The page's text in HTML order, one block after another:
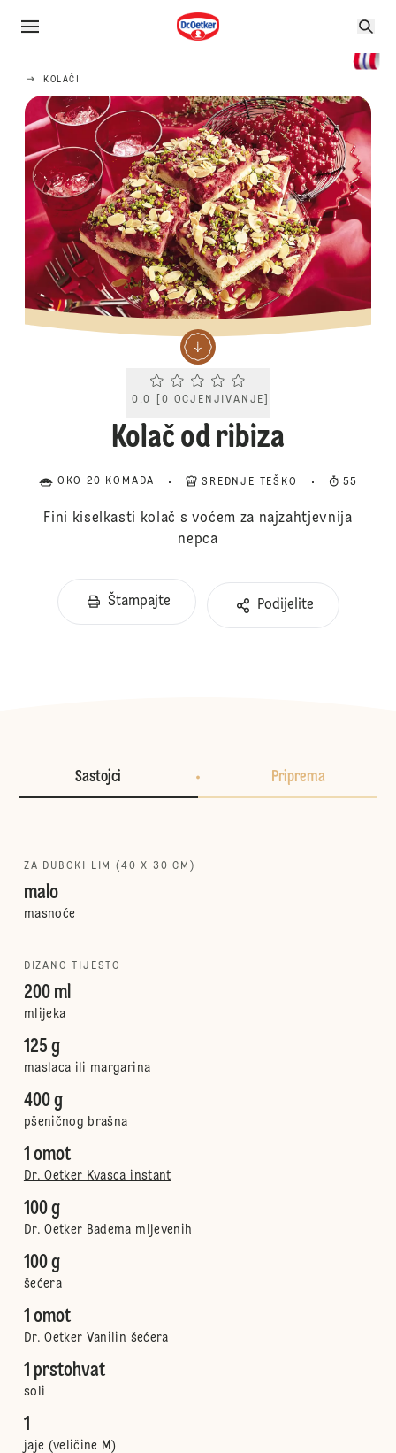
KOLAČI
Current rating 0.0. Click to rate.
0.0 [0 OCJENJIVANJE
Kolač od ribiza
OKO 20 KOMADA SREDNJE TEŠKO 55
Fini kiselkasti kolač s voćem za najzahtjevnija
nepca
Štampajte Podijelite
Sastojci Priprema
ZA DUBOKI LIM (40 X 30 CM)
malo
masnoće
DIZANO TIJESTO
200 ml
mlijeka
125 g
maslaca ili margarina
400 g
pšeničnog brašna
1 omot
Dr. Oetker Kvasca instant
100 g
Dr. Oetker Badema mljevenih
100 g
šećera
1 omot
Dr. Oetker Vanilin šećera
1 prstohvat
soli
1
jaje (veličine M)